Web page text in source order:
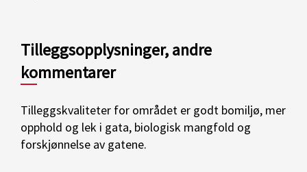
Tilleggsopplysninger, andre
kommentarer
Tilleggskvaliteter for området er godt bomiljø, mer
opphold og lek i gata, biologisk mangfold og
forskjønnelse av gatene.